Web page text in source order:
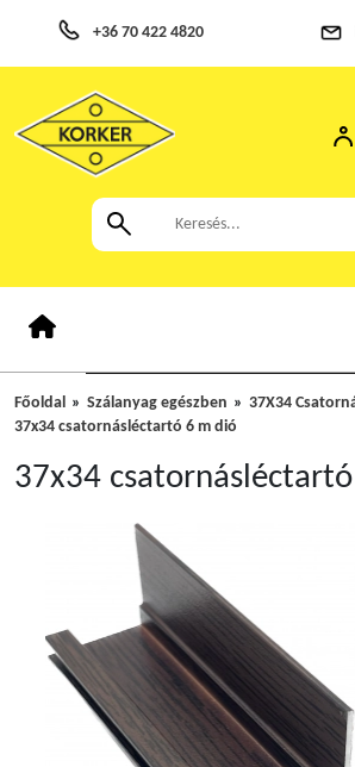
+36 70 422 4820
Főoldal Szálanyag egészben
37X34
37x34 csatornásléctartó 6 m dió
37x34